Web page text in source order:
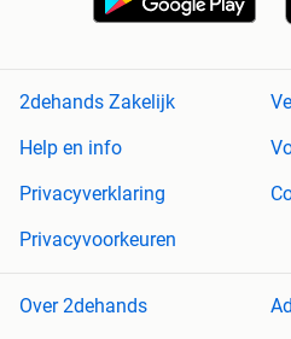
2dehands Zakelijk
Help en info
Privacyverklaring
Privacyvoorkeuren
Over 2dehands